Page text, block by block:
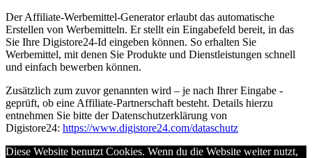
Der Affiliate-Werbemittel-Generator erlaubt das automatische
Erstellen von Werbemitteln. Er stellt ein Eingabefeld bereit, in das
Sie Ihre Digistore24-Id eingeben können. So erhalten Sie
Werbemittel, mit denen Sie Produkte und Dienstleistungen schnell
und einfach bewerben können.
Zusätzlich zum zuvor genannten wird – je nach Ihrer Eingabe -
geprüft, ob eine Affiliate-Partnerschaft besteht. Details hierzu
entnehmen Sie bitte der Datenschutzerklärung von
Digistore24: https://www.digistore24.com/dataschutz
Diese Website benutzt Cookies. Wenn du die Website weiter nutzt,